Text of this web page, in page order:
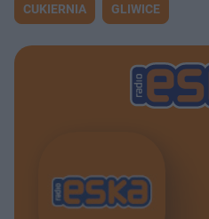
CUKIERNIA GLIWICE